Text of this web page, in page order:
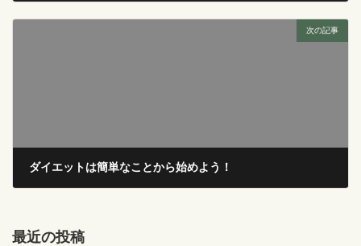
次の記事
ダイエットは簡単なことから始めよう！
最近の投稿